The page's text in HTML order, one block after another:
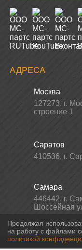
АДРЕСА
Москва
127273, г.
строение 1
Саратов
410536, г.
Самара
446442, г.
Шоссейная
Продолжая
на работу с файлами
политикой